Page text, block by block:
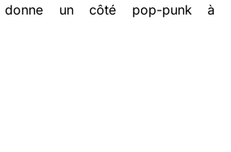
donne un côté pop-punk à